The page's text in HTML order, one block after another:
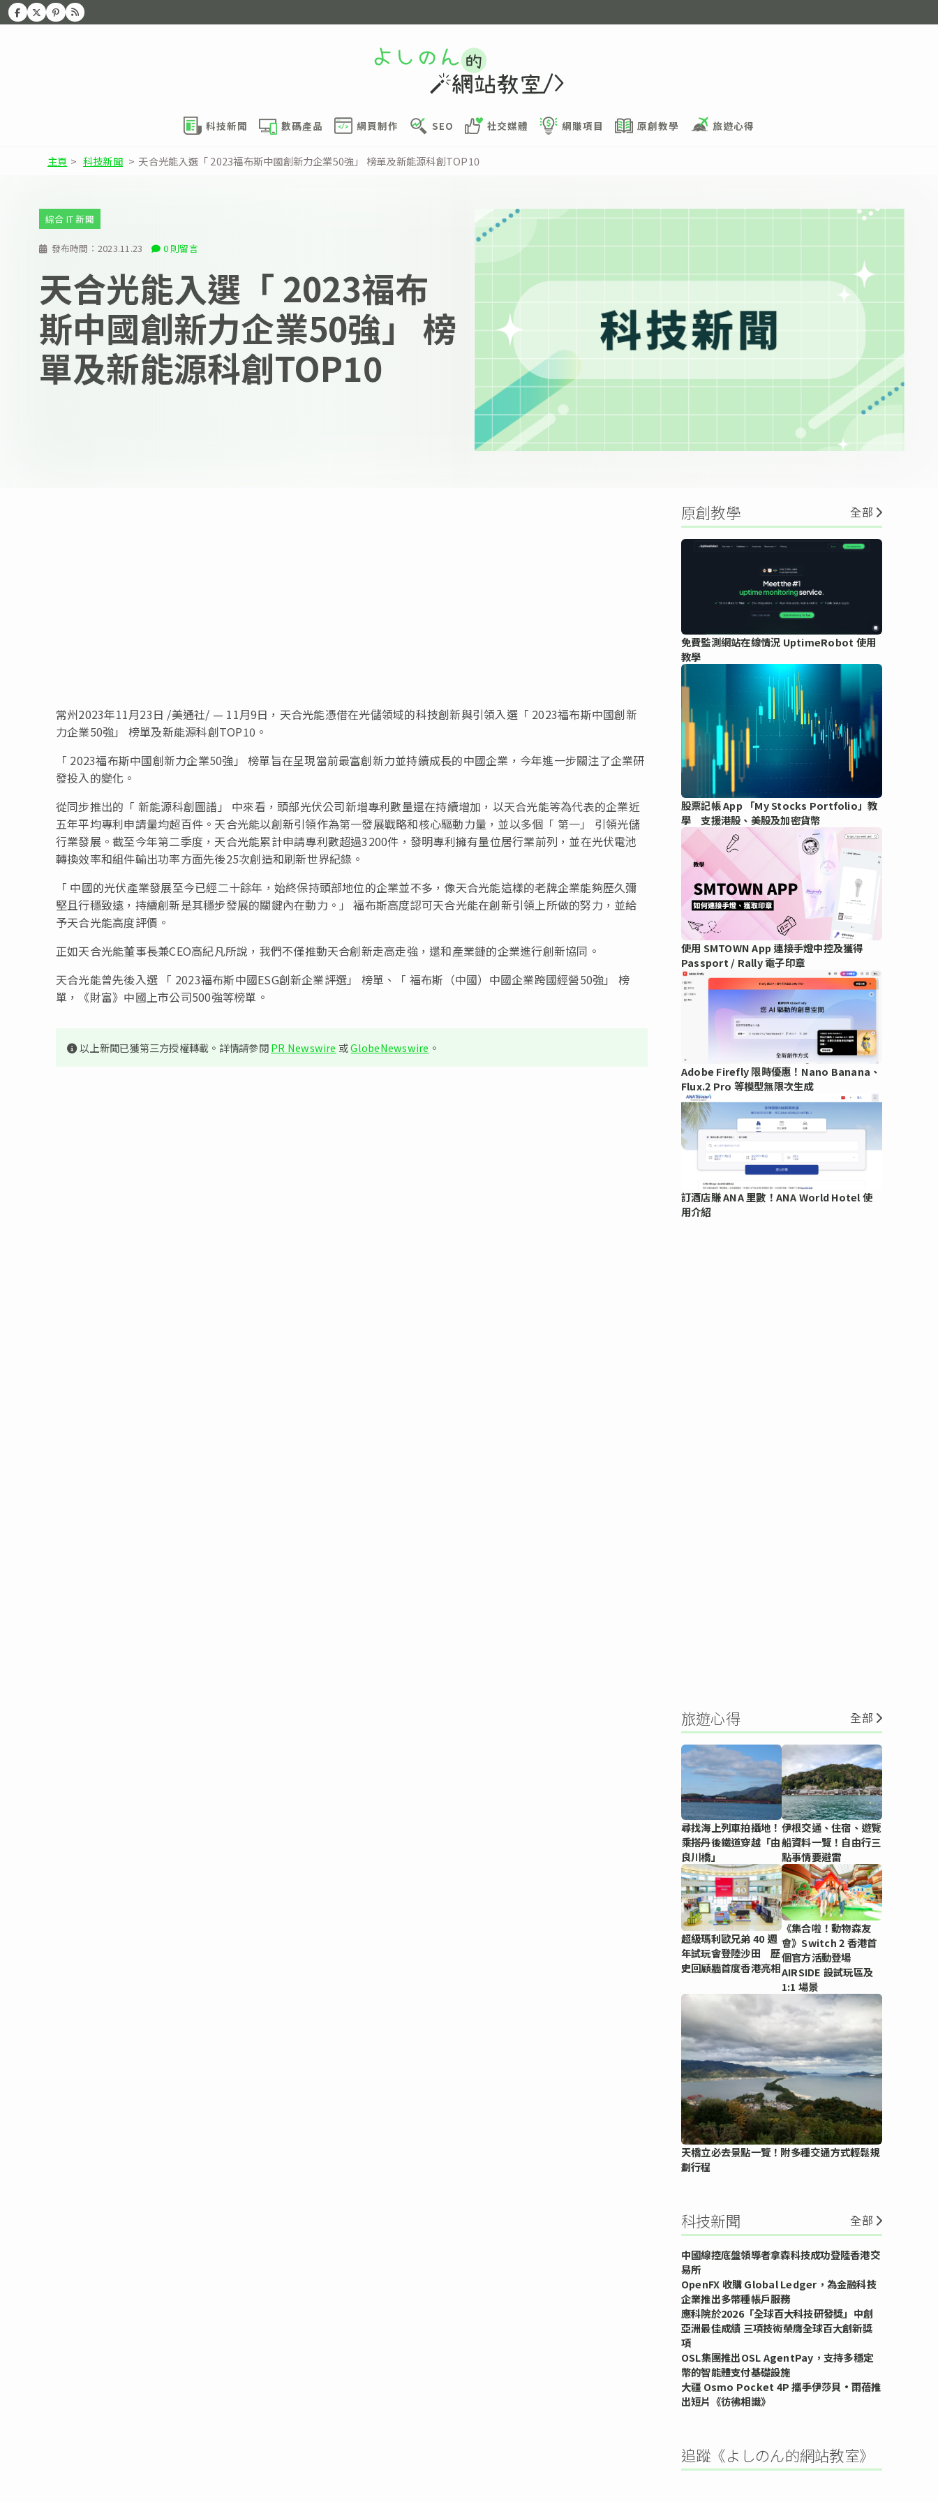
科技新聞 數碼產品 網頁制作 SEO 社交媒體 網賺項目 原創教學 旅遊心得
主頁 > 科技新聞 > 天合光能入選「 2023福布斯中國創新力企業50強」 榜單及新能源科創TOP10
發布時間： 2023.11.23 0 則留言
綜合 IT 新聞
天合光能入選「 2023福布
斯中國創新力企業50強」 榜
單及新能源科創TOP10
常州2023年11月23日 /美通社/ — 11月9日，天合光能憑借在光儲領域的科技創新與引領入選「 2023福布斯中國創新
力企業50強」
榜單及新能源科創TOP10。
「 2023福布斯中國創新力企業50強 」 榜單旨在呈現當前最富創新力並持續成長的中國企業，今年進一步關注了企業研
發投入的變化。
從同步推出的 「 新能源科創圖譜 」
中來看，頭部光伏公司新增專利數量還在持續增加，以天合光能等為代表的企業近
五年平均專利申請量均超百件。天合光能以創新引領作為第一發展戰略和核心驅動力量，並以多個 「 第一」
引領光儲
行業發展。截至今年第二季度，天合光能累計申請專利數超過3200件，發明專利擁有量位居行業前列，並在光伏電池
轉換效率和組件輸出功率方面先後25次創造和刷新世界紀錄。
「 中國的光伏產業發展至今已經二十餘年，始終保持頭部地位的企業並不多，像天合光能這樣的老牌企業能夠歷久彌
堅且行穩致遠，持續創新是其穩步發展的關鍵內在動力。 」 福布斯高度認可天合光能在創新引領上所做的努力，並給
予天合光能高度評價。
正如天合光能董事長兼CEO高紀凡所說，我們不僅推動天合創新走高走強，還和產業鏈的企業進行創新協同。
天合光能曾先後入選 「 2023福布斯中國ESG創新企業評選」 榜單、 「 福布斯（中國）中國企業跨國經營50強」
榜
單，《財富》中國上市公司500強等榜單。
以上新聞已獲第三方授權轉載。詳情請參閱PR Newswire 或GlobeNewswire 。
原創教學 全部
免費監測網站在線情況 UptimeRobot 使用
教學
股票記帳 App 「My Stocks Portfolio」教
學 支援港股、美股及加密貨幣
使用 SMTOWN App 連接手燈中控及獲得
Passport / Rally 電子印章
Adobe Firefly 限時優惠！Nano Banana、
Flux.2 Pro 等模型無限次生成
訂酒店賺 ANA 里數！ANA World Hotel 使
用介紹
旅遊心得 全部
尋找海上列車拍攝地！
乘搭丹後鐵道穿越「由
良川橋」
伊根交通、住宿、遊覽
船資料一覽！自由行三
點事情要避雷
超級瑪利歐兄弟 40 週
年試玩會登陸沙田 歷
史回顧牆首度香港亮相
《集合啦！動物森友
會》Switch 2 香港首
個官方活動登場
AIRSIDE 設試玩區及
1:1 場景
天橋立必去景點一覽！附多種交通方式輕鬆規
劃行程
科技新聞 全部
中國線控底盤領導者拿森科技成功登陸香港交
易所
OpenFX 收購 Global Ledger，為金融科技
企業推出多幣種帳戶服務
應科院於2026「全球百大科技研發獎」中創
亞洲最佳成績 三項技術榮膺全球百大創新獎
項
OSL集團推出OSL AgentPay，支持多穩定
幣的智能體支付基礎設施
大疆 Osmo Pocket 4P 攜手伊莎貝•雨蓓推
出短片《彷彿相識》
追蹤《よしのん的網站教室》